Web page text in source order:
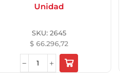
Unidad
SKU: 2645
$ 66.296,72